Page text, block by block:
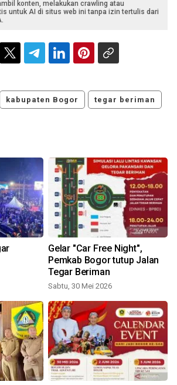
konten, melakukan crawling atau
untuk AI di situs web ini tanpa izin tertulis dari
kabupaten Bogor tegar beriman
Gelar "Car Free Night",
Pemkab Bogor tutup Jalan
Tegar Beriman
Sabtu, 30 Mei 2026